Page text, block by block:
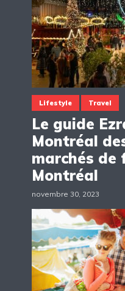
Lifestyle Travel
Le guide
Montréal
marchés de
Montréal
novembre 30, 2023